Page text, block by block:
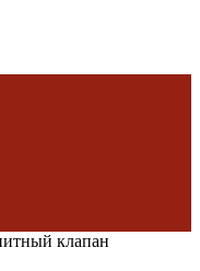
клапан